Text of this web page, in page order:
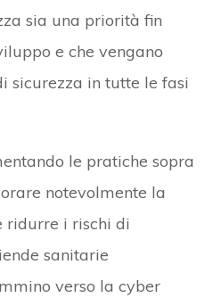
sia una priorità fin
e che vengano
sicurezza in tutte le fasi
le pratiche sopra
notevolmente la
ridurre i rischi di
sanitarie
verso la cyber